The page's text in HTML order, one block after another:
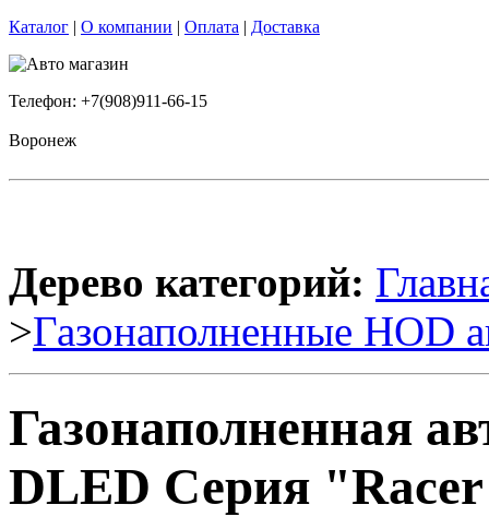
Каталог | О компании | Оплата | Доставка
Телефон: +7(908)911-66-15
Воронеж
Дерево категорий:
>Газонаполненные HOD
Газонаполненная
DLED Серия